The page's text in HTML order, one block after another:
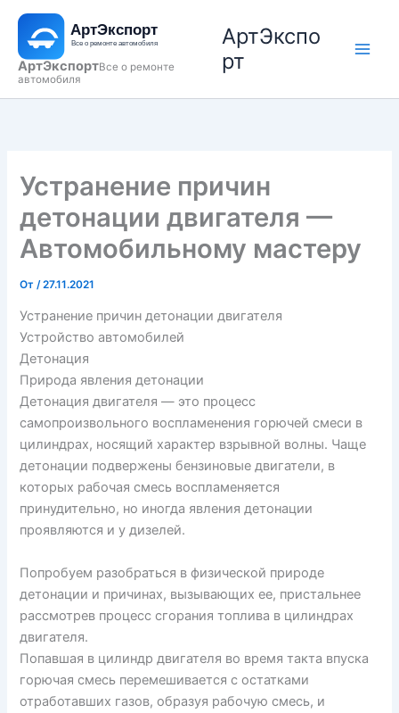
Перейти
содержимому
АртЭкспортВсе о ремонте
автомобиля
АртЭкспо
рт
Устранение причин
детонации двигателя —
Автомобильному мастеру
От /27.11.2021
Устранение причин детонации двигателя
Устройство автомобилей
Детонация
Природа явления детонации
Детонация двигателя — это процесс
самопроизвольного воспламенения горючей смеси в
цилиндрах, носящий характер взрывной волны. Чаще
детонации подвержены бензиновые двигатели, в
которых рабочая смесь воспламеняется
принудительно, но иногда явления детонации
проявляются и у дизелей.
Попробуем разобраться в физической природе
детонации и причинах, вызывающих ее, пристальнее
рассмотрев процесс сгорания топлива в цилиндрах
двигателя.
Попавшая в цилиндр двигателя во время такта впуска
горючая смесь перемешивается с остатками
отработавших газов, образуя рабочую смесь, и